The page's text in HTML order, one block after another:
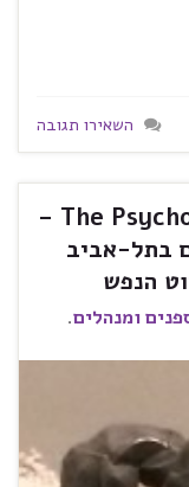
השאירו תגובה
The Psychonaut – In Quest Of Vision –
בתל-אביב
הנפש
ומנהלים.